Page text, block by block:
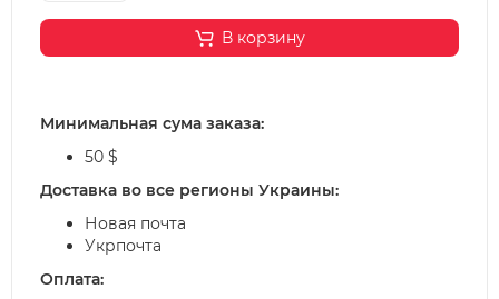
В корзину
Минимальная сума заказа:
50 $
Доставка во все регионы Украины:
Новая почта
Укрпочта
Оплата: